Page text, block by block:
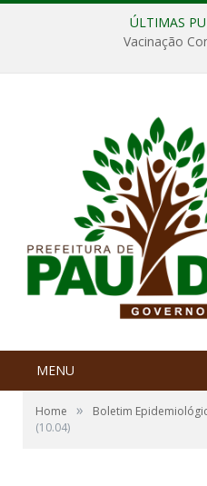
ÚLTIMAS
Vacinação
MENU
Home » Boletim
(10.04)